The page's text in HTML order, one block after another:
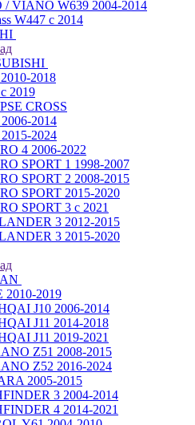
/ VIANO W639 2004-2014
W447 с 2014
2018
2019
CROSS
2014
2024
4 2006-2022
SPORT 1 1998-2007
SPORT 2 2008-2015
SPORT 2015-2020
SPORT 3 с 2021
3 2012-2015
3 2015-2020
2010-2019
J10 2006-2014
J11 2014-2018
J11 2019-2021
Z51 2008-2015
Z52 2016-2024
2005-2015
3 2004-2014
4 2014-2021